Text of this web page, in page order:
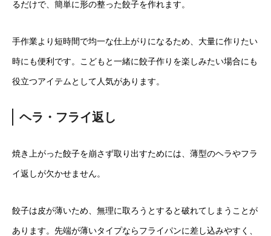
るだけで、簡単に形の整った餃子を作れます。
手作業より短時間で均一な仕上がりになるため、大量に作りたい
時にも便利です。こどもと一緒に餃子作りを楽しみたい場合にも
役立つアイテムとして人気があります。
ヘラ・フライ返し
焼き上がった餃子を崩さず取り出すためには、薄型のヘラやフラ
イ返しが欠かせません。
餃子は皮が薄いため、無理に取ろうとすると破れてしまうことが
あります。先端が薄いタイプならフライパンに差し込みやすく、